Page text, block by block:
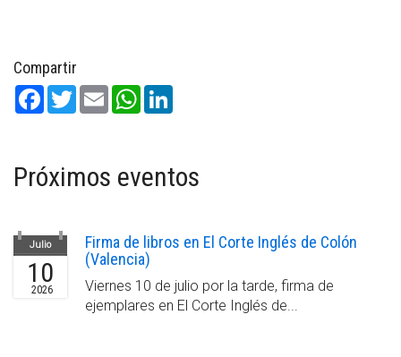
Compartir
Facebook
TwitterEmail WhatsApp
Próximos eventos
Julio
10
2026
Firma de libros en El Corte Inglés de Colón
(Valencia)
Viernes 10 de julio por la tarde, firma de
ejemplares en El Corte Inglés de...